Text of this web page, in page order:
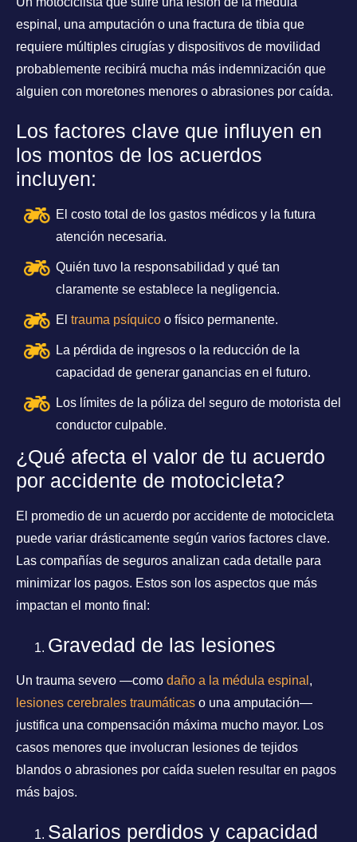
espinal, una amputación o una fractura de tibia que
requiere múltiples cirugías y dispositivos de movilidad
probablemente recibirá mucha más indemnización que
alguien con moretones menores o abrasiones por caída.
Los factores clave que influyen en
los montos de los acuerdos
incluyen:
El costo total de los gastos médicos y la futura
atención necesaria.
Quién tuvo la responsabilidad y qué tan
claramente se establece la negligencia.
El trauma psíquico o físico permanente.
La pérdida de ingresos o la reducción de la
capacidad de generar ganancias en el futuro.
Los límites de la póliza del seguro de motorista del
conductor culpable.
¿Qué afecta el valor de tu acuerdo
por accidente de motocicleta?
El promedio de un acuerdo por accidente de motocicleta
puede variar drásticamente según varios factores clave.
Las compañías de seguros analizan cada detalle para
minimizar los pagos. Estos son los aspectos que más
impactan el monto final:
Gravedad de las lesiones
Un trauma severo —como daño a la médula espinal ,
lesiones cerebrales traumáticas o una amputación—
justifica una compensación máxima mucho mayor. Los
casos menores que involucran lesiones de tejidos
blandos o abrasiones por caída suelen resultar en pagos
más bajos.
Salarios perdidos y capacidad